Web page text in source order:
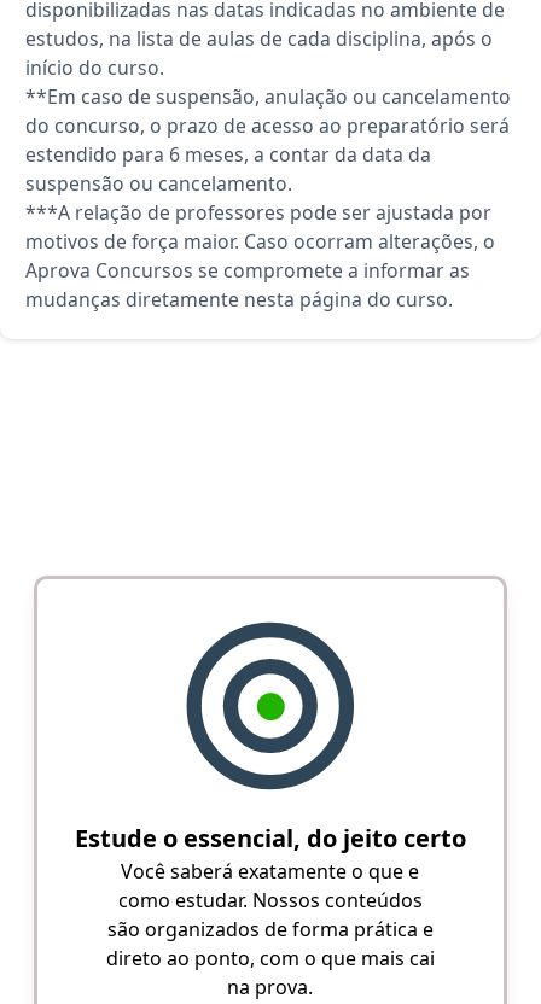
disponibilizadas nas datas indicadas no ambiente de
estudos, na lista de aulas de cada disciplina, após o
início do curso.
**Em caso de suspensão, anulação ou cancelamento
do concurso, o prazo de acesso ao preparatório será
estendido para 6 meses, a contar da data da
suspensão ou cancelamento.
***A relação de professores pode ser ajustada por
motivos de força maior. Caso ocorram alterações, o
Aprova Concursos se compromete a informar as
mudanças diretamente nesta página do curso.
Estude o essencial, do jeito certo
Você saberá exatamente o que e
como estudar. Nossos conteúdos
são organizados de forma prática e
direto ao ponto, com o que mais cai
na prova.